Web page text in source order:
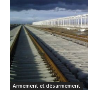
Armement et désarmement